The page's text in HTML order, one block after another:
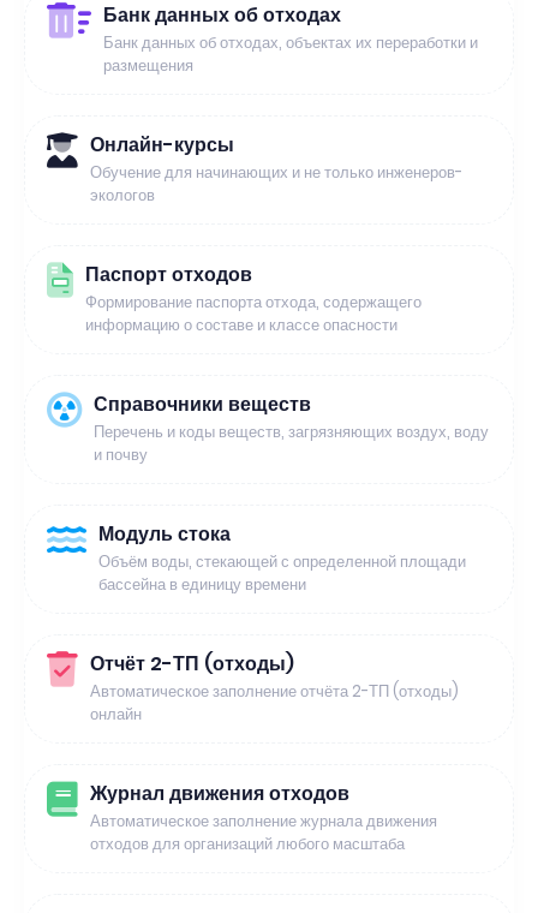
Банк данных об отходах
Банк данных об отходах, объектах их переработки и
размещения
Онлайн-курсы
Обучение для начинающих и не только инженеров-
экологов
Паспорт отходов
Формирование паспорта отхода, содержащего
информацию о составе и классе опасности
Справочники веществ
Перечень и коды веществ, загрязняющих воздух, воду
и почву
Модуль стока
Объём воды, стекающей с определенной площади
бассейна в единицу времени
Отчёт 2-ТП (отходы)
Автоматическое заполнение отчёта 2-ТП (отходы)
онлайн
Журнал движения отходов
Автоматическое заполнение журнала движения
отходов для организаций любого масштаба